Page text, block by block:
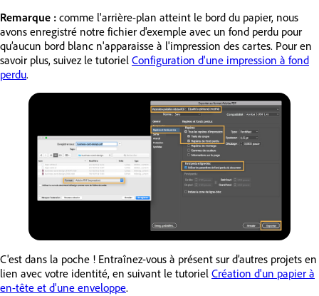
Remarque : comme l'arrière-plan atteint le bord du papier, nous
avons enregistré notre fichier d'exemple avec un fond perdu pour
qu’aucun bord blanc n'apparaisse à l'impression des cartes. Pour en
savoir plus, suivez le tutoriel Configuration d'une impression à fond
perdu.
C'est dans la poche ! Entraînez-vous à présent sur d’autres projets en
lien avec votre identité, en suivant le tutoriel Création d'un papier à
en-tête et d'une enveloppe.